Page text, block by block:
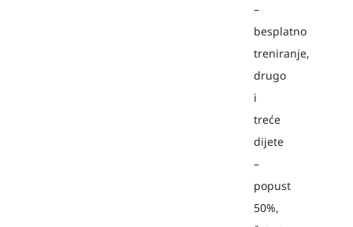
–
besplatno
treniranje,
drugo
i
treće
dijete
–
popust
50%,